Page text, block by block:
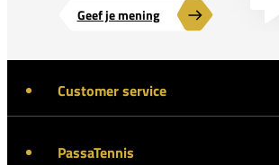
Geef je mening
Customer service
PassaTennis